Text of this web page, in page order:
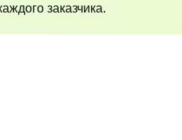
заказчика.